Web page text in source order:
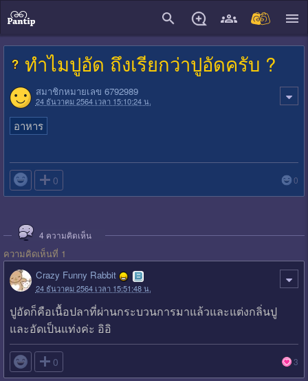
ทำไมปูอัด ถึงเรียกว่าปูอัดครับ ?
สมาชิกหมายเลข 6792989
24 ธันวาคม 2564 เวลา 15:10:24 น.
อาหาร
 0 0
4 ความคิดเห็น
ความคิดเห็นที่ 1
Crazy Funny Rabbit
24 ธันวาคม 2564 เวลา 15:51:48 น.
ปูอัดก็คือเนื้อปลาที่ผ่านกระบวนการมาแล้วและแต่งกลิ่นปู
และอัดเป็นแท่งค่ะ อิอิ
 0 3
close